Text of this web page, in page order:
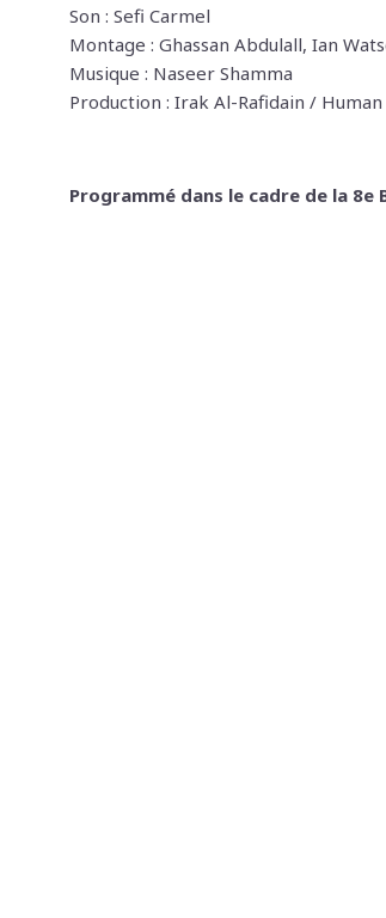
Son : Sefi Carmel
Montage : Ghassan Abdulall, Ian
Musique : Naseer Shamma
Production : Irak Al-Rafidain / Human
Programmé dans le cadre de la 8e